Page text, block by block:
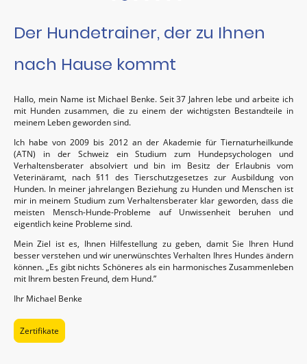
Der Hundetrainer, der zu Ihnen
nach Hause kommt
Hallo, mein Name ist Michael Benke. Seit 37 Jahren lebe und arbeite ich
mit Hunden zusammen, die zu einem der wichtigsten Bestandteile in
meinem Leben geworden sind.
Ich habe von 2009 bis 2012 an der Akademie für Tiernaturheilkunde
(ATN) in der Schweiz ein Studium zum Hundepsychologen und
Verhaltensberater absolviert und bin im Besitz der Erlaubnis vom
Veterinäramt, nach §11 des Tierschutzgesetzes zur Ausbildung von
Hunden. In meiner jahrelangen Beziehung zu Hunden und Menschen ist
mir in meinem Studium zum Verhaltensberater klar geworden, dass die
meisten Mensch-Hunde-Probleme auf Unwissenheit beruhen und
eigentlich keine Probleme sind.
Mein Ziel ist es, Ihnen Hilfestellung zu geben, damit Sie Ihren Hund
besser verstehen und wir unerwünschtes Verhalten Ihres Hundes ändern
können. „Es gibt nichts Schöneres als ein harmonisches Zusammenleben
mit Ihrem besten Freund, dem Hund.”
Ihr Michael Benke
Zertifikate